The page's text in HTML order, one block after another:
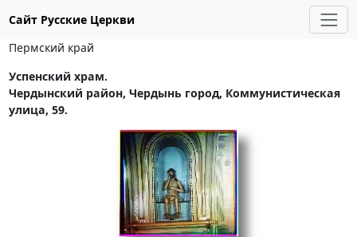
Сайт Русские Церкви
Пермский край
Успенский храм.
Чердынский район, Чердынь город, Коммунистическая
улица, 59.